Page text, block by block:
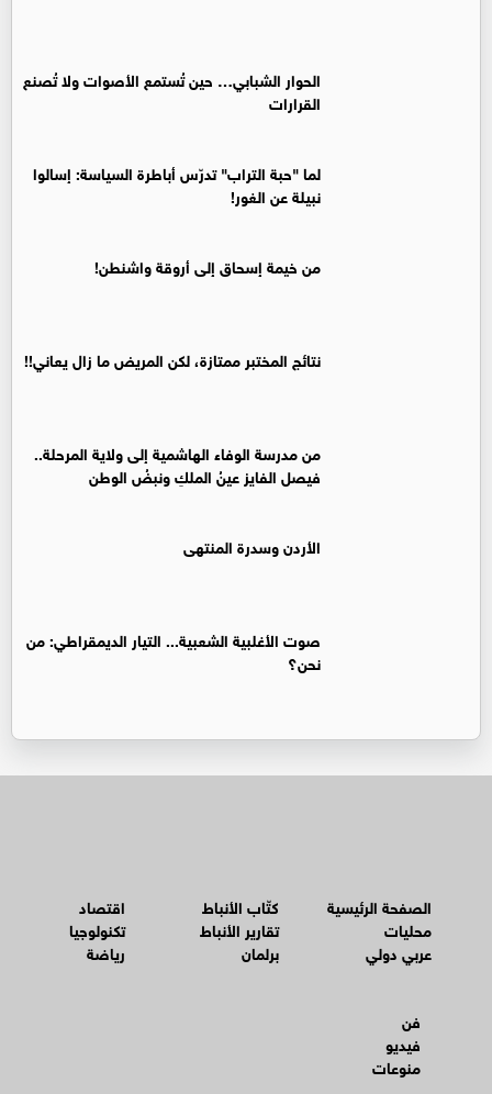
الحوار الشبابي… حين تُستمع الأصوات ولا تُصنع
القرارات
لما "حبة التراب" تدرّس أباطرة السياسة: إسالوا
نبيلة عن الغور!
من خيمة إسحاق إلى أروقة واشنطن!
نتائج المختبر ممتازة، لكن المريض ما زال يعاني!!
من مدرسة الوفاء الهاشمية إلى ولاية المرحلة..
فيصل الفايز عينُ الملكِ ونبضُ الوطن
الأردن وسدرة المنتهى
صوت الأغلبية الشعبية... التيار الديمقراطي: من
نحن؟
الصفحة الرئيسية
محليات
عربي دولي
كتّاب الأنباط
تقارير الأنباط
برلمان
اقتصاد
تكنولوجيا
رياضة
فن
فيديو
منوعات